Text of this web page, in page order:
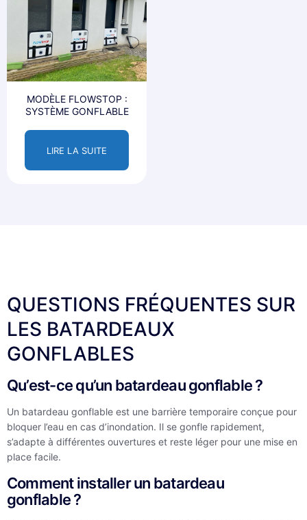
MODÈLE FLOWSTOP :
SYSTÈME GONFLABLE
LIRE LA SUITE
QUESTIONS FRÉQUENTES SUR
LES BATARDEAUX
GONFLABLES
Qu’est-ce qu’un batardeau gonflable ?
Un batardeau gonflable est une barrière temporaire conçue pour
bloquer l’eau en cas d’inondation. Il se gonfle rapidement,
s’adapte à différentes ouvertures et reste léger pour une mise en
place facile.
Comment installer un batardeau
gonflable ?